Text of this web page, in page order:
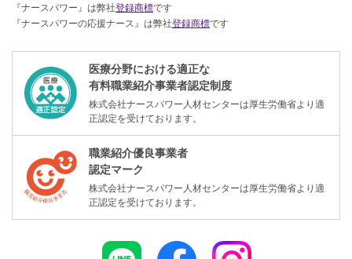
『ナースパワー』は弊社登録商標です
『ナースパワーの応援ナース』は弊社登録商標です
医療分野における適正な
有料職業紹介事業者認定制度
株式会社ナースパワー人材センターは厚生労働省より適
正認定を受けております。
職業紹介優良事業者
認定マーク
株式会社ナースパワー人材センターは厚生労働省より適
正認定を受けております。